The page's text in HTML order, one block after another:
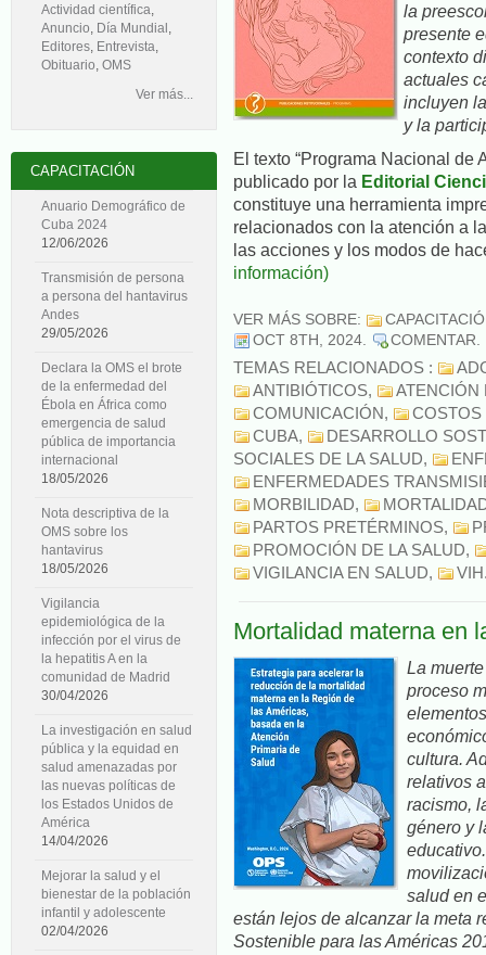
la
presente
contexto
actuales
incluyen
y la
El texto “Programa Nacional de
publicado por la Editorial
constituye una herramienta
relacionados con la atención a
las acciones y los modos de
información)
VER MÁS SOBRE:
OCT 8TH, 2024. COMENTAR.
TEMAS RELACIONADOS :
ANTIBIÓTICOS,
ATENCIÓN
COMUNICACIÓN,
COSTOS
CUBA,
DESARROLLO
SOCIALES DE LA SALUD,
ENFERMEDADES
MORBILIDAD,
PARTOS PRETÉRMINOS,
PROMOCIÓN DE LA SALUD,
VIGILANCIA EN SALUD, VIH
Mortalidad materna en
La
proceso
cultura.
relativos
racismo,
género y
salud en
están lejos de alcanzar la meta
Sostenible para las Américas
Actividad científica,
Anuncio, Día Mundial ,
Editores, Entrevista,
Obituario, OMS
Ver más...
CAPACITACIÓN
Anuario Demográfico de
Cuba 2024
12/06/2026
Transmisión de persona
a persona del hantavirus
Andes
29/05/2026
Declara la OMS el brote
de la enfermedad del
Ébola en África como
emergencia de salud
pública de importancia
internacional
18/05/2026
Nota descriptiva de la
OMS sobre los
hantavirus
18/05/2026
Vigilancia
epidemiológica de la
infección por el virus de
la hepatitis A en la
comunidad de Madrid
30/04/2026
La investigación en salud
pública y la equidad en
salud amenazadas por
las nuevas políticas de
los Estados Unidos de
América
14/04/2026
Mejorar la salud y el
bienestar de la población
infantil y adolescente
02/04/2026